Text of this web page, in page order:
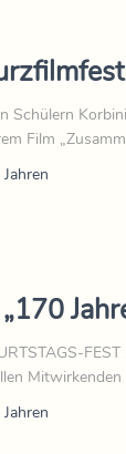
Schülern
Film
Mitwirkenden